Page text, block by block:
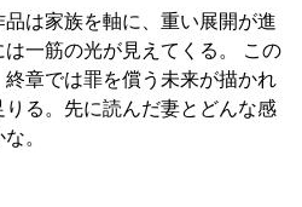
は家族を軸に、重い展開が進
は一筋の光が見えてくる。 この
章では罪を償う未来が描かれ
る。先に読んだ妻とどんな感
。